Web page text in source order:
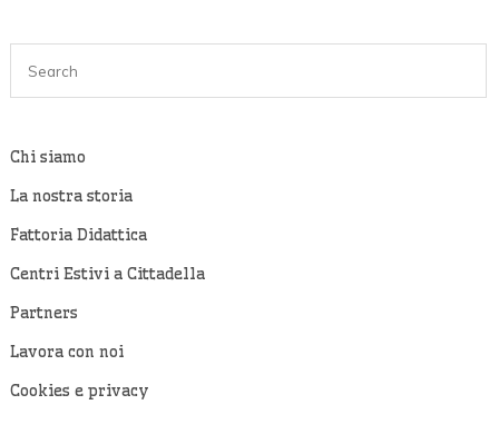
Chi siamo
La nostra storia
Fattoria Didattica
Centri Estivi a Cittadella
Partners
Lavora con noi
Cookies e privacy